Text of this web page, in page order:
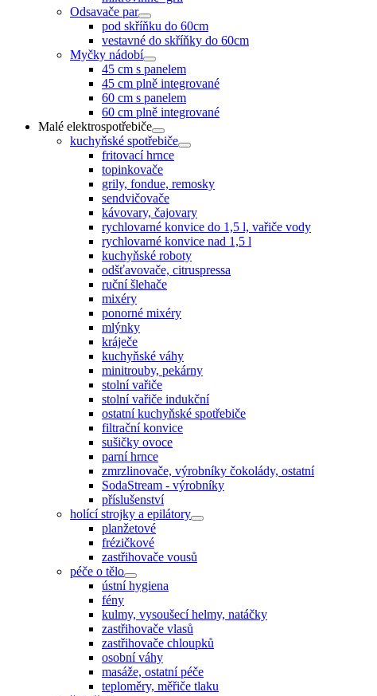
Odsavače par
pod skříňku do 60cm
vestavné do skříňky do 60cm
Myčky nádobí
45 cm s panelem
45 cm plně integrované
60 cm s panelem
60 cm plně integrované
Malé elektrospotřebiče
kuchyňské spotřebiče
fritovací hrnce
topinkovače
grily, fondue, remosky
sendvičovače
kávovary, čajovary
rychlovarné konvice do 1,5 l, vařiče vody
rychlovarné konvice nad 1,5 l
kuchyňské roboty
odšťavovače, citruspressa
ruční šlehače
mixéry
ponorné mixéry
mlýnky
kráječe
kuchyňské váhy
minitrouby, pekárny
stolní vařiče
stolní vařiče indukční
ostatní kuchyňské spotřebiče
filtrační konvice
sušičky ovoce
parní hrnce
zmrzlinovače, výrobníky čokolády, ostatní
SodaStream - výrobníky
příslušenství
holící strojky a epilátory
planžetové
frézičkové
zastřihovače vousů
péče o tělo
ústní hygiena
fény
kulmy, vysoušecí helmy, natáčky
zastřihovače vlasů
zastřihovače chloupků
osobní váhy
masáže, ostatní péče
teploměry, měřiče tlaku